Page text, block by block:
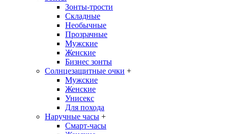
Зонты-трости
Складные
Необычные
Прозрачные
Мужские
Женские
Бизнес зонты
Солнцезащитные очки +
Мужские
Женские
Унисекс
Для похода
Наручные часы +
Смарт-часы